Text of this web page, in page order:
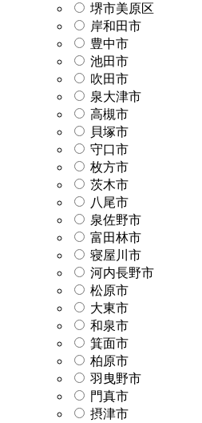
堺市美原区
岸和田市
豊中市
池田市
吹田市
泉大津市
高槻市
貝塚市
守口市
枚方市
茨木市
八尾市
泉佐野市
富田林市
寝屋川市
河内長野市
松原市
大東市
和泉市
箕面市
柏原市
羽曳野市
門真市
摂津市